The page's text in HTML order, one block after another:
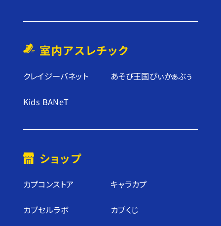
室内アスレチック
クレイジーバネット あそび王国ぴぃかぁぶぅ
Kids BANeT
ショップ
カプコンストア キャラカプ
カプセルラボ カプくじ